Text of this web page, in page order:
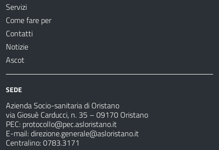
Servizi
Come fare per
Contatti
Notizie
Ascot
SEDE
Azienda Socio-sanitaria di Oristano
via Giosuè Carducci, n. 35 – 09170 Oristano
PEC: protocollo@pec.asloristano.it
E-mail:direzione.generale@asloristano.it
Centralino: 0783.3171